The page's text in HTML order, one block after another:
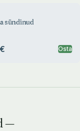
sündinud
Osta
—